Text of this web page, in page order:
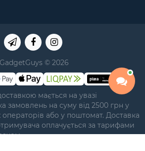
GadgetGuys © 2026
мається на увазі
замовлень на суму від 2500 грн у
або у поштомат. Доставка
оплачується за тарифами